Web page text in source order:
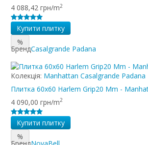
4 088,42 грн/m2
Купити плитку
%
БрендCasalgrande Padana
Колекція: Manhattan Casalgrande Padana
Плитка 60x60 Harlem Grip20 Mm -
4 090,00 грн/m2
Купити плитку
%
БрендNovaBell